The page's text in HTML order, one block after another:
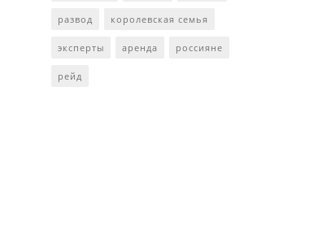
развод королевская семья
эксперты аренда россияне
рейд